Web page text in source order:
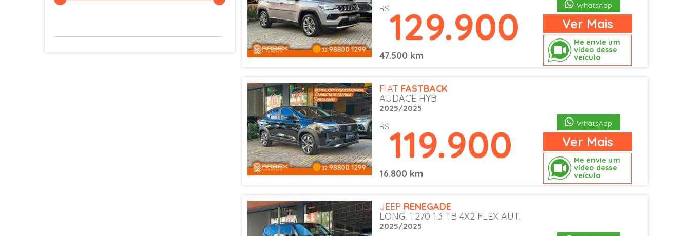
Me envie um
vídeo desse
veículo
R$129.900 WhatsApp
Ver Mais
47.500 km
Me envie um
vídeo desse
veículo
FIAT FASTBACK
AUDACE HYB
2025/2025
R$119.900 WhatsApp
Ver Mais
16.800 km
JEEP RENEGADE
LONG. T270 1.3 TB 4X2 FLEX AUT.
2025/2025